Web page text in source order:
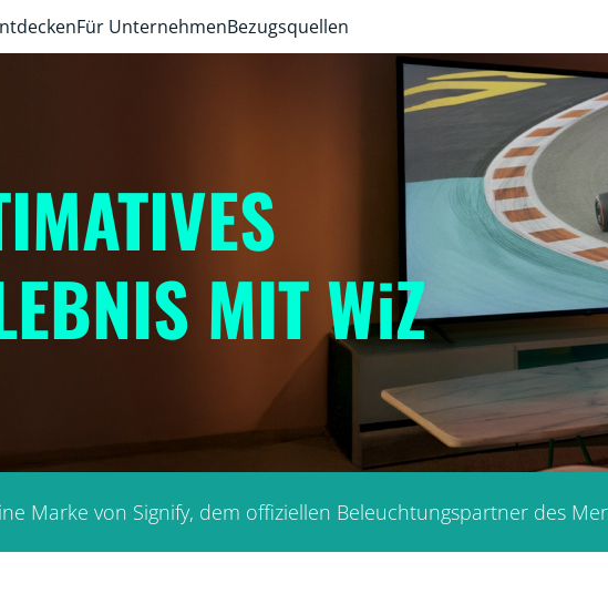
Für UnternehmenBezugsquellen
MIT WiZ
Marke von Signify, dem offiziellen Beleuchtungspartner des